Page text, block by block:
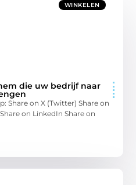
WINKELEN
die uw bedrijf naar
Share on X (Twitter) Share on
on LinkedIn Share on